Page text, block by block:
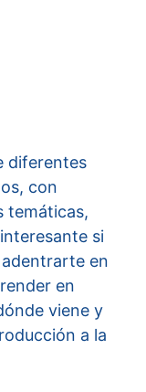
diferentes
con
temáticas,
si
en
en
viene y
a la